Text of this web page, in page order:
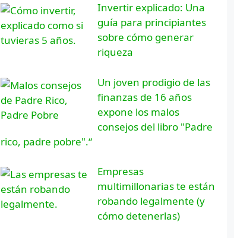
Invertir explicado: Una
guía para principiantes
sobre cómo generar
riqueza
Un joven prodigio de las
finanzas de 16 años
expone los malos
consejos del libro "Padre
rico, padre pobre".“
Empresas
multimillonarias te están
robando legalmente (y
cómo detenerlas)